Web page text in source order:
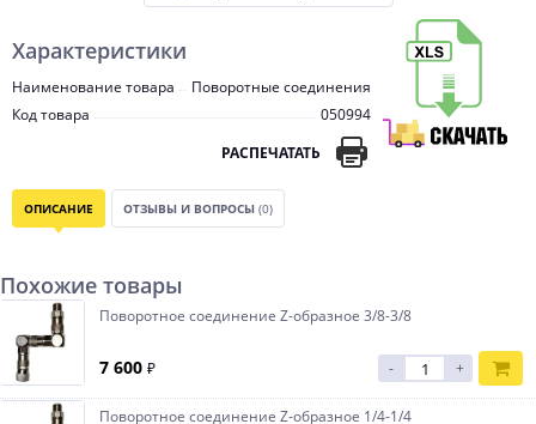
Характеристики
Наименование товара
Поворотные соединения
Код товара
050994
РАСПЕЧАТАТЬ
ОПИСАНИЕ ОТЗЫВЫ И ВОПРОСЫ (0)
Похожие товары
Поворотное соединение Z-образное 3/8-3/8
7 600 ₽ - +
Поворотное соединение Z-образное 1/4-1/4